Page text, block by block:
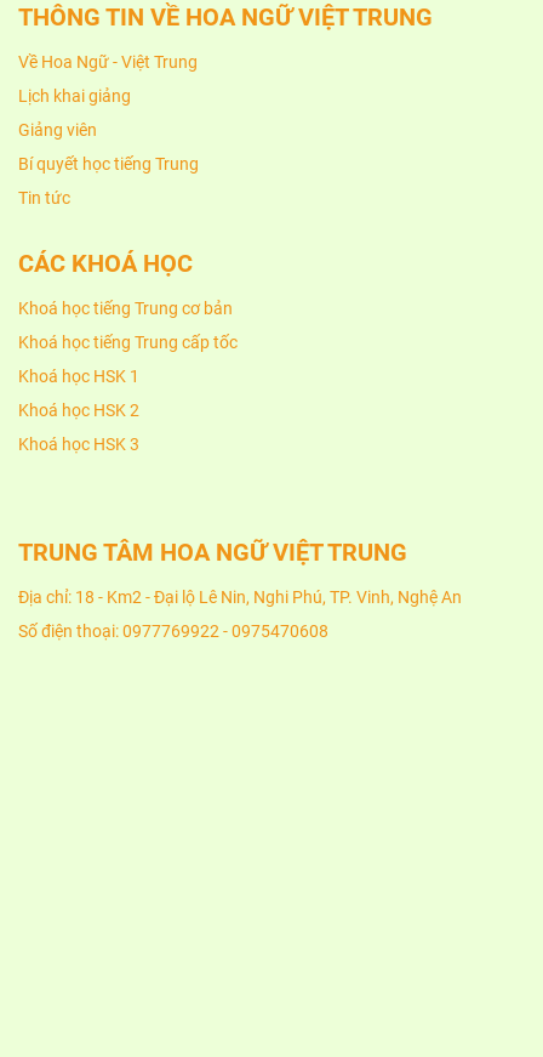
THÔNG TIN VỀ HOA NGỮ VIỆT TRUNG
Về Hoa Ngữ - Việt Trung
Lịch khai giảng
Giảng viên
Bí quyết học tiếng Trung
Tin tức
CÁC KHOÁ HỌC
Khoá học tiếng Trung cơ bản
Khoá học tiếng Trung cấp tốc
Khoá học HSK 1
Khoá học HSK 2
Khoá học HSK 3
TRUNG TÂM HOA NGỮ VIỆT TRUNG
Địa chỉ: 18 - Km2 - Đại lộ Lê Nin, Nghi Phú, TP. Vinh, Nghệ An
Số điện thoại: 0977769922 - 0975470608